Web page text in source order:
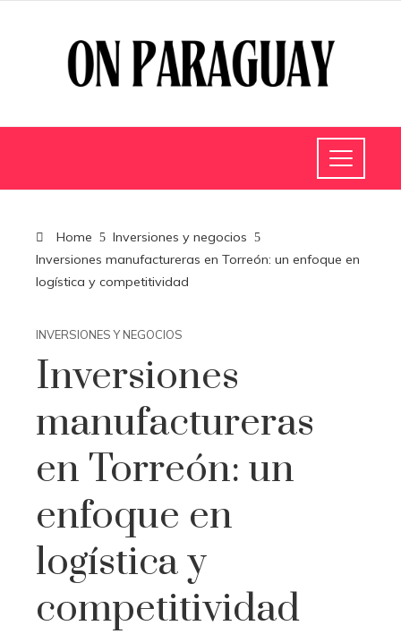
Home
Inversiones y negocios
Inversiones manufactureras en Torreón: un enfoque en
logística y competitividad
INVERSIONES Y NEGOCIOS
Inversiones
manufactureras
en Torreón: un
enfoque en
logística y
competitividad